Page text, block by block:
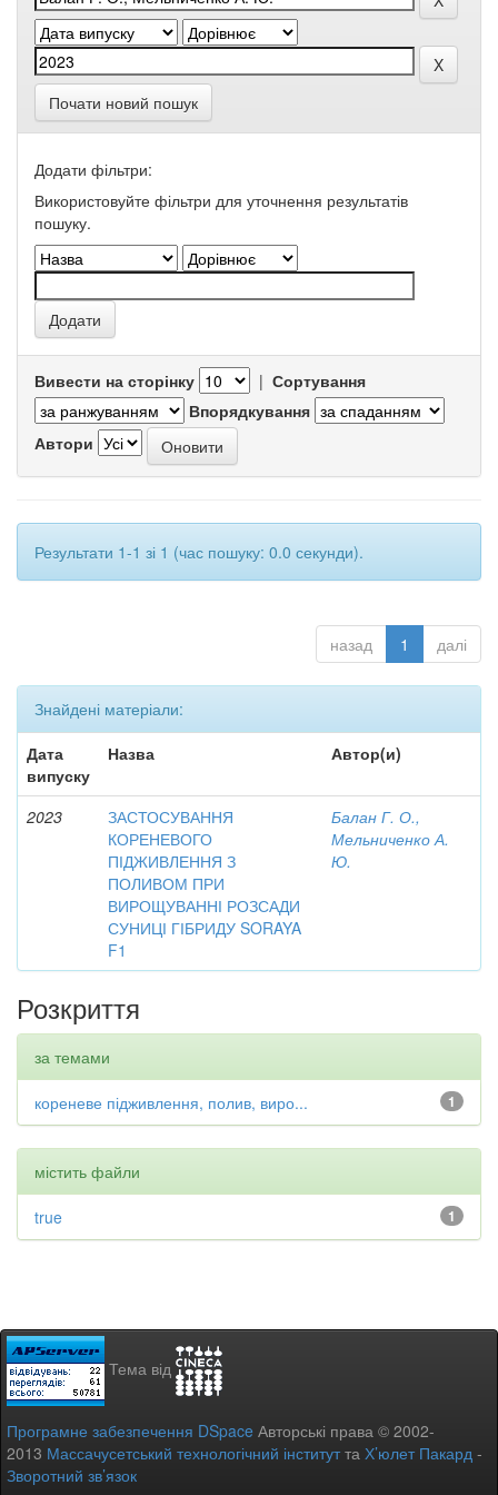
Почати новий пошук
Додати фільтри:
Використовуйте фільтри для уточнення результатів
пошуку.
Вивести на сторінку | Сортування
Впорядкування
Автори
Результати 1-1 зі 1 (час пошуку: 0.0 секунди).
назад 1 далі
Знайдені матеріали:
Дата
випуску
Назва Автор(и)
2023
ЗАСТОСУВАННЯ
КОРЕНЕВОГО
ПІДЖИВЛЕННЯ З
ПОЛИВОМ ПРИ
ВИРОЩУВАННІ РОЗСАДИ
СУНИЦІ ГІБРИДУ SORAYA
F1
Балан Г. О.,
Мельниченко А.
Ю.
Розкриття
за темами
1
кореневе підживлення, полив, виро...
містить файли
1
true
Тема від
Програмне забезпечення DSpace Авторські права © 2002-
2013 Массачусетський технологічний інститутта Х’юлет Пакард -
Зворотний зв’язок